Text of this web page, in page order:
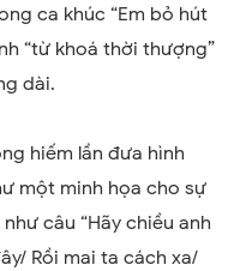
ca khúc “Em bỏ hút
“từ khoá thời thượng”
dài.
hiếm lần đưa hình
một minh họa cho sự
câu “Hãy chiều anh
Rồi mai ta cách xa/